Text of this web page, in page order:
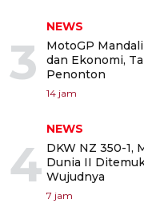
3
NEWS
MotoGP
dan Ekonomi,
Penonton
14 jam
4
NEWS
DKW NZ 350-1,
Dunia II
Wujudnya
7 jam